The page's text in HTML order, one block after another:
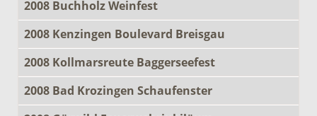
2008 Buchholz Weinfest
2008 Kenzingen Boulevard Breisgau
2008 Kollmarsreute Baggerseefest
2008 Bad Krozingen Schaufenster